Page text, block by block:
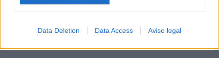
Data Deletion Data Access Aviso legal